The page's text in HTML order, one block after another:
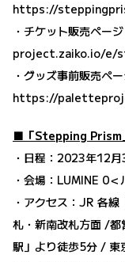
https://
・チケット販売ページ
project.zaiko.io/e/
・グッズ事前販売ペー
https://
■「Stepping Prism
・日程：2023年12
・会場：LUMINE 0＜
・アクセス：JR 各
札・新南改札方面 /都
駅」より徒歩5分 / 東